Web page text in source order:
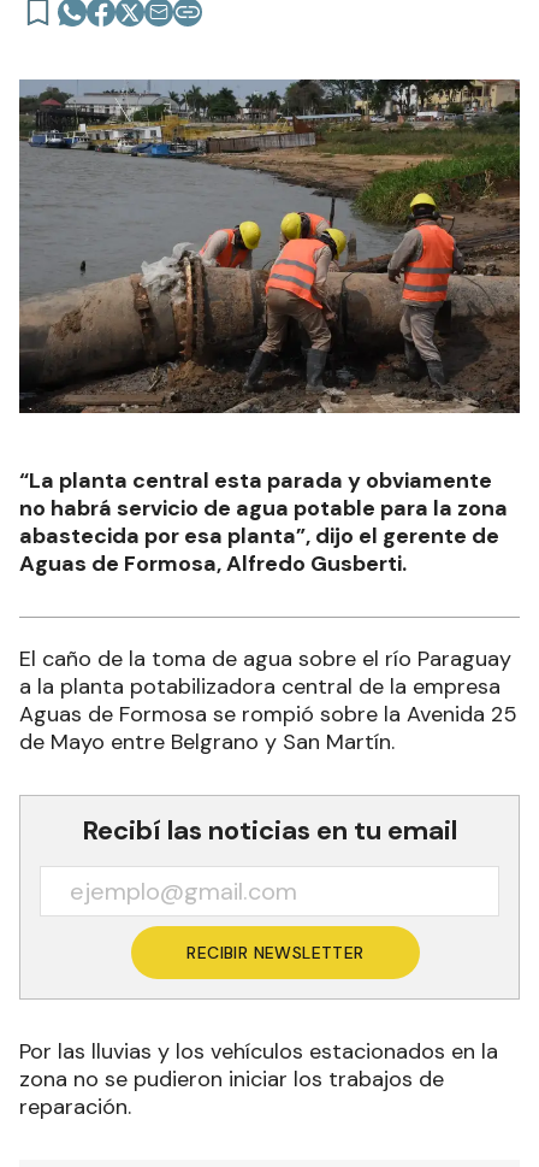
“La planta central esta parada y obviamente
no habrá servicio de agua potable para la zona
abastecida por esa planta”, dijo el gerente de
Aguas de Formosa, Alfredo Gusberti.
El caño de la toma de agua sobre el río Paraguay
a la planta potabilizadora central de la empresa
Aguas de Formosa se rompió sobre la Avenida 25
de Mayo entre Belgrano y San Martín.
Recibí las noticias en tu email
RECIBIR NEWSLETTER
Por las lluvias y los vehículos estacionados en la
zona no se pudieron iniciar los trabajos de
reparación.